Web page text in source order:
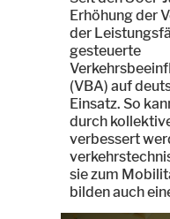
Erhöhung der
der
gesteuerte
(VBA) auf
Einsatz. So
durch
verbessert
sie zum
bilden auch